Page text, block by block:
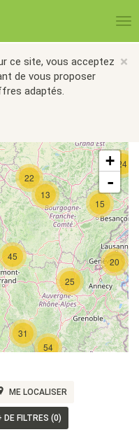
×
ce site, vous acceptez
de vous proposer
adaptés.
15
22
45
54
13
31
25
20
24
+
-
ME LOCALISER
DE FILTRES (0)